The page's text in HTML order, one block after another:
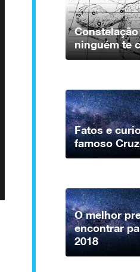
ninguém te
Fatos e
famoso
O melhor
encontrar
2018